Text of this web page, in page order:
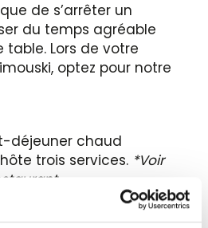
de s’arrêter un
du temps agréable
table. Lors de votre
optez pour notre
déjeuner chaud
trois services. *Voir
sont prévus pour 1